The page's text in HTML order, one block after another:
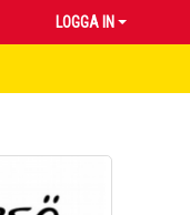
LOGGA IN